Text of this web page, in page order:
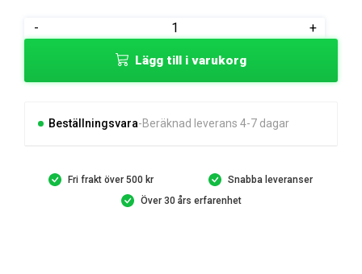
-
COUPLING
3
+
Lägg till i varukorg
Beställningsvara Beräknad leverans 4-7 dagar
Fri frakt över 500 kr
Snabba leveranser
Över 30 års erfarenhet